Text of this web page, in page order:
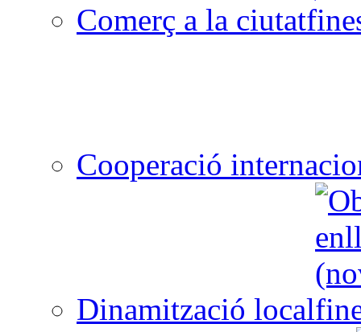
Comerç a la ciutat
Cooperació
Dinamització local